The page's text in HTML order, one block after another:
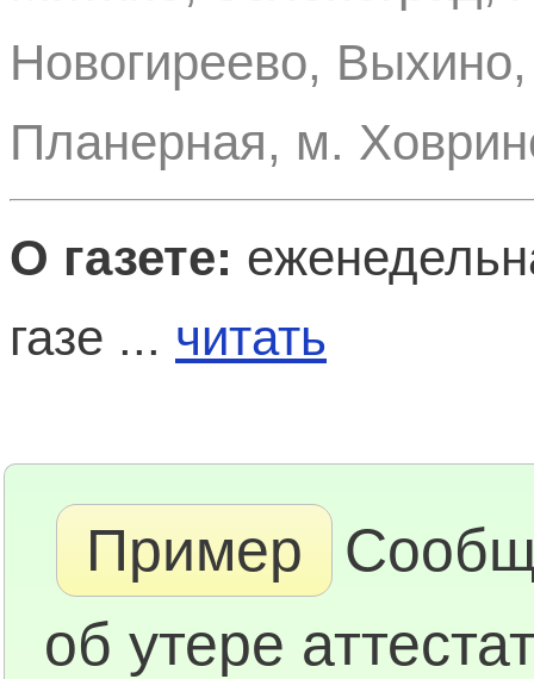
Новогиреево,
Планерная, м.
О газете:
газе ... читать
Пример
об утере